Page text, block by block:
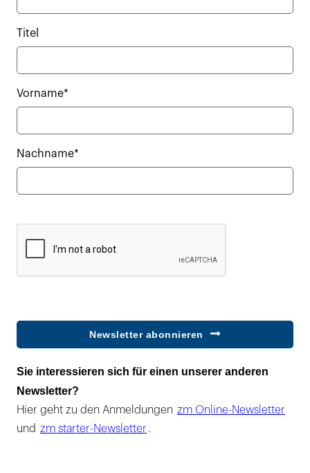
Titel
Vorname*
Nachname*
Newsletter abonnieren
Sie interessieren sich für einen unserer anderen
Newsletter?
Hier geht zu den Anmeldungen zm Online-Newsletter
und zm starter-Newsletter .